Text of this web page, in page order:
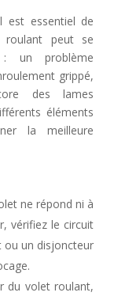
est essentiel de
roulant peut se
: un problème
grippé,
des lames
éléments
la meilleure
ne répond ni à
vérifiez le circuit
ou un disjoncteur
du volet roulant,